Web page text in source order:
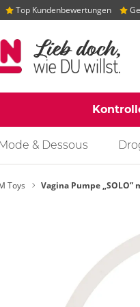
Top Kundenbewertungen
Mode & Dessous
Toys Vagina Pumpe